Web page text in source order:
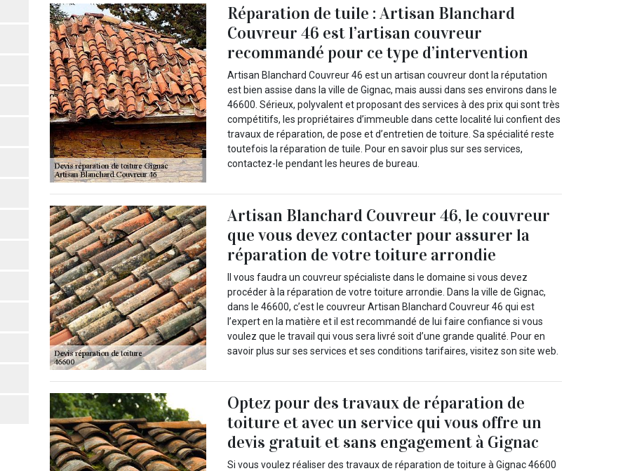
Réparation de tuile : Artisan Blanchard
Couvreur 46 est l’artisan couvreur
recommandé pour ce type d’intervention
Artisan Blanchard Couvreur 46 est un artisan couvreur dont la réputation
est bien assise dans la ville de Gignac, mais aussi dans ses environs dans le
46600. Sérieux, polyvalent et proposant des services à des prix qui sont très
compétitifs, les propriétaires d’immeuble dans cette localité lui confient des
travaux de réparation, de pose et d’entretien de toiture. Sa spécialité reste
toutefois la réparation de tuile. Pour en savoir plus sur ses services,
contactez-le pendant les heures de bureau.
Artisan Blanchard Couvreur 46, le couvreur
que vous devez contacter pour assurer la
réparation de votre toiture arrondie
Il vous faudra un couvreur spécialiste dans le domaine si vous devez
procéder à la réparation de votre toiture arrondie. Dans la ville de Gignac,
dans le 46600, c’est le couvreur Artisan Blanchard Couvreur 46 qui est
l’expert en la matière et il est recommandé de lui faire confiance si vous
voulez que le travail qui vous sera livré soit d’une grande qualité. Pour en
savoir plus sur ses services et ses conditions tarifaires, visitez son site web.
Optez pour des travaux de réparation de
toiture et avec un service qui vous offre un
devis gratuit et sans engagement à Gignac
Si vous voulez réaliser des travaux de réparation de toiture à Gignac 46600